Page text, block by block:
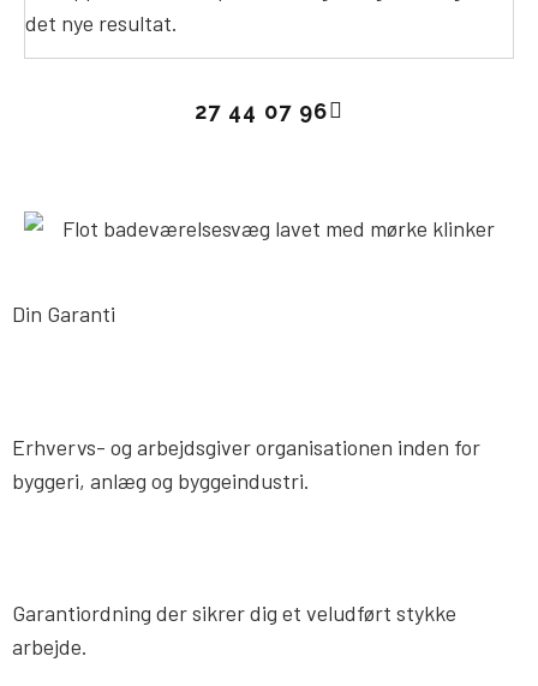
det nye resultat.
27 44 07 96
Din Garanti
Erhvervs- og arbejdsgiver organisationen inden for
byggeri, anlæg og byggeindustri.
Garantiordning der sikrer dig et veludført stykke
arbejde.